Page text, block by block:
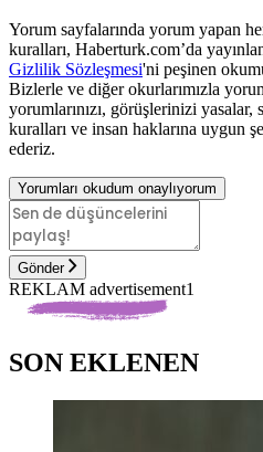
Yorum sayfalarında yorum yapan
kuralları, Haberturk.com’da
Gizlilik Sözleşmesi'ni peşinen
Bizlerle ve diğer okurlarımızla
yorumlarınızı, görüşlerinizi yasalar,
kuralları ve insan haklarına uygun
ederiz.
Yorumları okudum onaylıyorum
Gönder
REKLAM advertisement1
SON EKLENEN